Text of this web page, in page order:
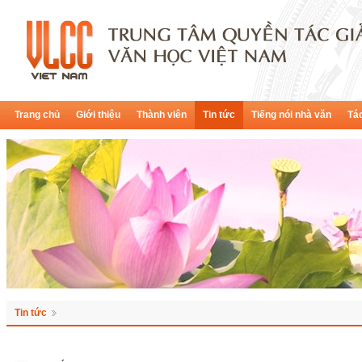
Trang chủ Giới thiệu Thành viên Tin tức Tiếng nói nhà văn
Tin tức